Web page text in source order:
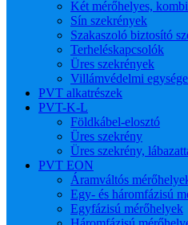
Két mérőhelyes,
Sín szekrények
Szakaszoló biztosító
Terheléskapcsolók
Üres szekrények
Villámvédelmi
PVT alkatrészek
PVT-K-L
Földkábel-elosztó
Üres szekrény
Üres szekrény,
PVT EON
Áramváltós
Egy- és háromfázisú
Egyfázisú mérőhelyek